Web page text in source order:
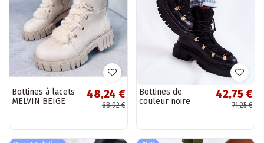
Bottines à lacets
MELVIN BEIGE
48,24 €
68,92 €
Bottines de
couleur noire
42,75 €
71,25 €